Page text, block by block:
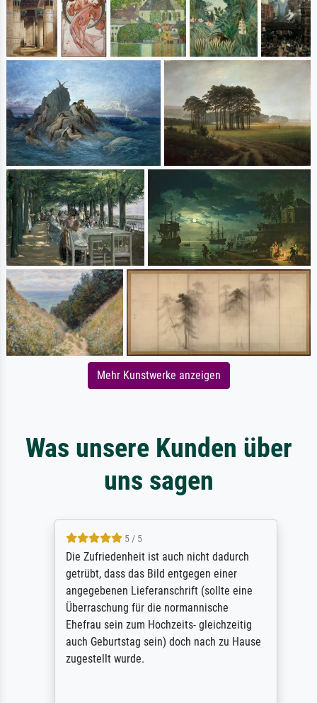
Mehr Kunstwerke anzeigen
Was unsere Kunden über
uns sagen
5 / 5
Die Zufriedenheit ist auch nicht dadurch
getrübt, dass das Bild entgegen einer
angegebenen Lieferanschrift (sollte eine
Überraschung für die normannische
Ehefrau sein zum Hochzeits- gleichzeitig
auch Geburtstag sein) doch nach zu Hause
zugestellt wurde.